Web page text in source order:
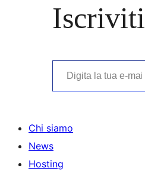
Iscriviti
Digita la tua e-mail…
Chi siamo
News
Hosting